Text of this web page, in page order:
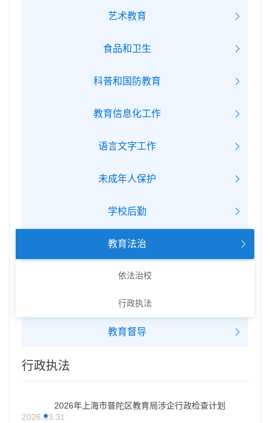
艺术教育
食品和卫生
科普和国防教育
教育信息化工作
语言文字工作
未成年人保护
学校后勤
教育法治
依法治校
行政执法
教育督导
行政执法
2026年上海市普陀区教育局涉企行政检查计划
2026.03.31